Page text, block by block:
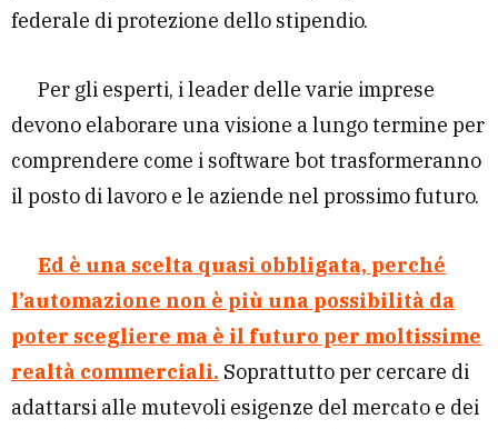
federale di protezione dello stipendio.
Per gli esperti, i leader delle varie imprese
devono elaborare una visione a lungo termine per
comprendere come i software bot trasformeranno
il posto di lavoro e le aziende nel prossimo futuro.
Ed è una scelta quasi obbligata, perché
l’automazione non è più una possibilità da
poter scegliere ma è il futuro per moltissime
realtà commerciali. Soprattutto per cercare di
adattarsi alle mutevoli esigenze del mercato e dei